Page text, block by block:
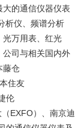
的通信仪器仪表
析仪、频谱分析
光万用表、红光
公司与相关国内外
藤仓
住友
伦
EXFO）、南京迪